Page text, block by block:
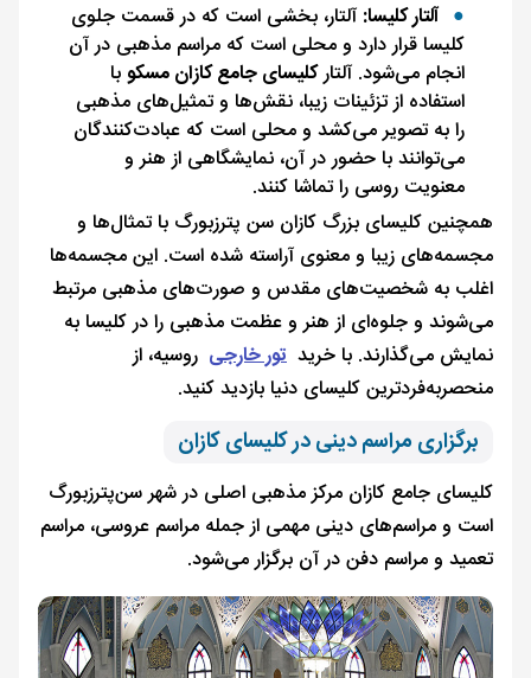
آلتار کلیسا: آلتار، بخشی است که در قسمت جلوی
کلیسا قرار دارد و محلی است که مراسم مذهبی در آن
انجام می‌شود. آلتارکلیسای جامع کازان مسکوبا
استفاده از تزئینات زیبا، نقش‌ها و تمثیل‌های مذهبی
را به تصویر می‌کشد و محلی است که عبادت‌کنندگان
می‌توانند با حضور در آن، نمایشگاهی از هنر و
معنویت روسی را تماشا کنند.
همچنین کلیسای بزرگ کازان سن پترزبورگ با تمثال‌ها و
مجسمه‌های زیبا و معنوی آراسته شده است. این مجسمه‌ها
اغلب به شخصیت‌های مقدس و صورت‌های مذهبی مرتبط
می‌شوند و جلوه‌ای از هنر و عظمت مذهبی را در کلیسا به
نمایش می‌گذارند. با خرید تور خارجی روسیه، از
منحصربه‌فردترین کلیسای دنیا بازدید کنید.
برگزاری مراسم دینی در کلیسای کازان
کلیسای جامع کازان مرکز مذهبی اصلی در شهر سن‌پترزبورگ
است و مراسم‌های دینی مهمی از جمله مراسم عروسی، مراسم
تعمید و مراسم دفن در آن برگزار می‌شود.